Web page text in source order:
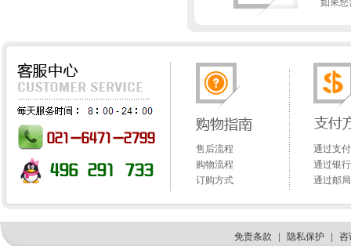
如果您
售后流程
购物流程
订购方式
通过支
通过银
通过邮
免责条款 隐私保护 咨